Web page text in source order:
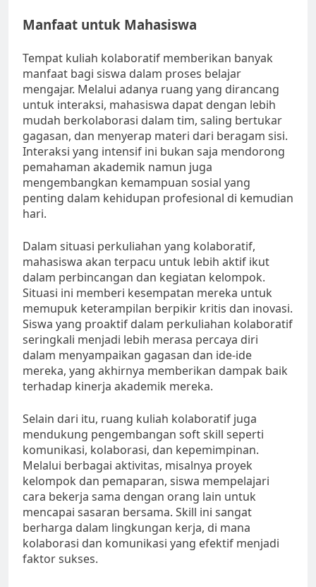
Manfaat untuk Mahasiswa
Tempat kuliah kolaboratif memberikan banyak
manfaat bagi siswa dalam proses belajar
mengajar. Melalui adanya ruang yang dirancang
untuk interaksi, mahasiswa dapat dengan lebih
mudah berkolaborasi dalam tim, saling bertukar
gagasan, dan menyerap materi dari beragam sisi.
Interaksi yang intensif ini bukan saja mendorong
pemahaman akademik namun juga
mengembangkan kemampuan sosial yang
penting dalam kehidupan profesional di kemudian
hari.
Dalam situasi perkuliahan yang kolaboratif,
mahasiswa akan terpacu untuk lebih aktif ikut
dalam perbincangan dan kegiatan kelompok.
Situasi ini memberi kesempatan mereka untuk
memupuk keterampilan berpikir kritis dan inovasi.
Siswa yang proaktif dalam perkuliahan kolaboratif
seringkali menjadi lebih merasa percaya diri
dalam menyampaikan gagasan dan ide-ide
mereka, yang akhirnya memberikan dampak baik
terhadap kinerja akademik mereka.
Selain dari itu, ruang kuliah kolaboratif juga
mendukung pengembangan soft skill seperti
komunikasi, kolaborasi, dan kepemimpinan.
Melalui berbagai aktivitas, misalnya proyek
kelompok dan pemaparan, siswa mempelajari
cara bekerja sama dengan orang lain untuk
mencapai sasaran bersama. Skill ini sangat
berharga dalam lingkungan kerja, di mana
kolaborasi dan komunikasi yang efektif menjadi
faktor sukses.